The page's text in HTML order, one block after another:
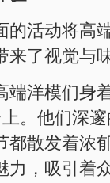
的活动将高
来了视觉与
端洋模们身
。他们深
都散发着浓
力，吸引着